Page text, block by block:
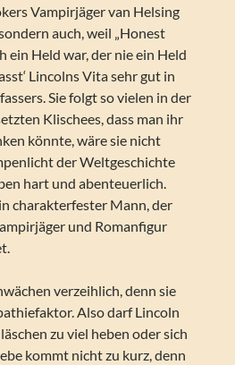
Vampirjäger van Helsing
auch, weil „Honest
ein Held war, der nie ein Held
Lincolns Vita sehr gut in
Sie folgt so vielen in der
Klischees, dass man ihr
könnte, wäre sie nicht
der Weltgeschichte
hart und abenteuerlich.
charakterfester Mann, der
und Romanfigur
verzeihlich, denn sie
Also darf Lincoln
zu viel heben oder sich
kommt nicht zu kurz, denn